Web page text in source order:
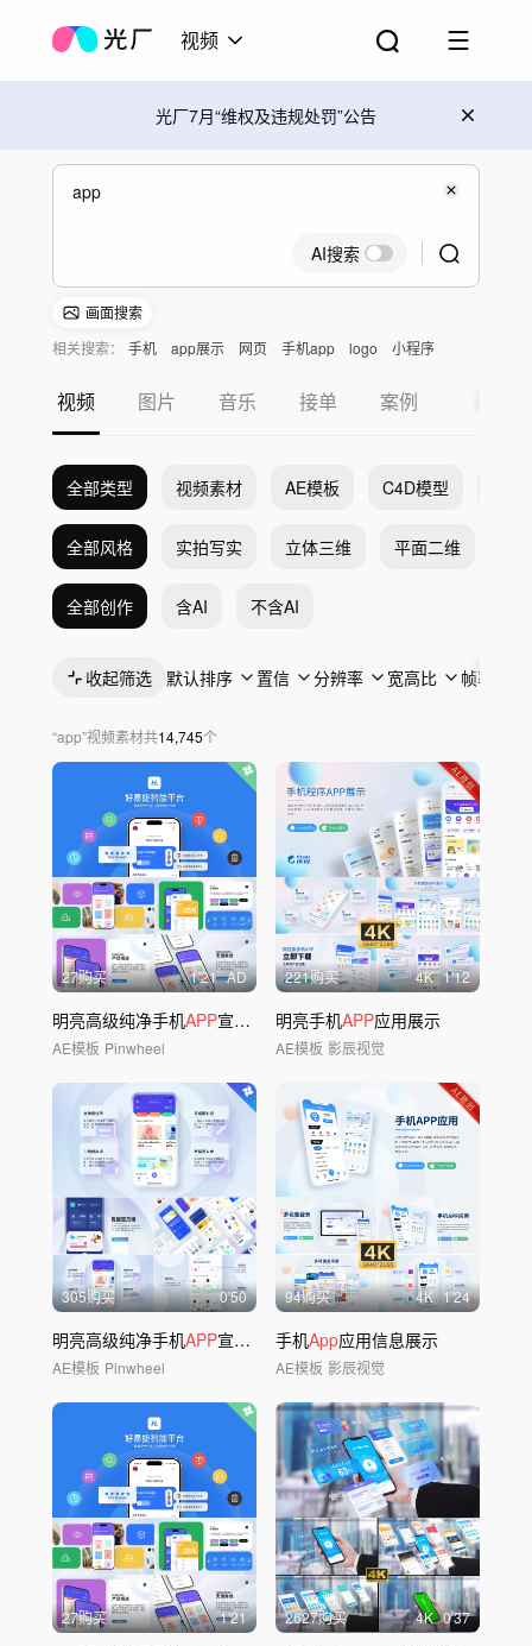
视频
光厂7月“维权及违规处罚”公告
AI搜索
画面搜索
相关搜索：
手机 app展示 网页 手机app logo 小程序
视频 图片 音乐 接单 案例
全部类型 视频素材 AE模板 C4D模型
全部风格 实拍写实 立体三维 平面二维
全部创作 含AI 不含AI
收起筛选 默认排序 置信 分辨率 宽高比 帧率
“app”视频素材共14,745个
27购买 1'21 AD
明亮高级纯净手机APP宣传模板02
AE模板 Pinwheel
221购买 4K 1'12
明亮手机APP应用展示
AE模板 影辰视觉
305购买 0'50
明亮高级纯净手机APP宣传模板
AE模板 Pinwheel
94购买 4K 1'24
手机App应用信息展示
AE模板 影辰视觉
27购买 1'21 2627购买 4K 0'37